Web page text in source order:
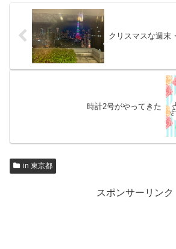
クリスマスな週末
時計2号がやってきた
in 東京都
スポンサーリンク